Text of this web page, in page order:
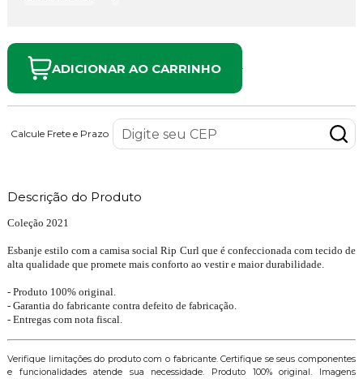
ADICIONAR AO CARRINHO
Calcule Frete e Prazo
Descrição do Produto
Coleção 2021
Esbanje estilo com a camisa social Rip Curl que é confeccionada com tecido de
alta qualidade que promete mais conforto ao vestir e maior durabilidade.
- Produto 100% original.
- Garantia do fabricante contra defeito de fabricação.
- Entregas com nota fiscal.
Verifique limitações do produto com o fabricante. Certifique se seus componentes
e funcionalidades atende sua necessidade. Produto 100% original. Imagens